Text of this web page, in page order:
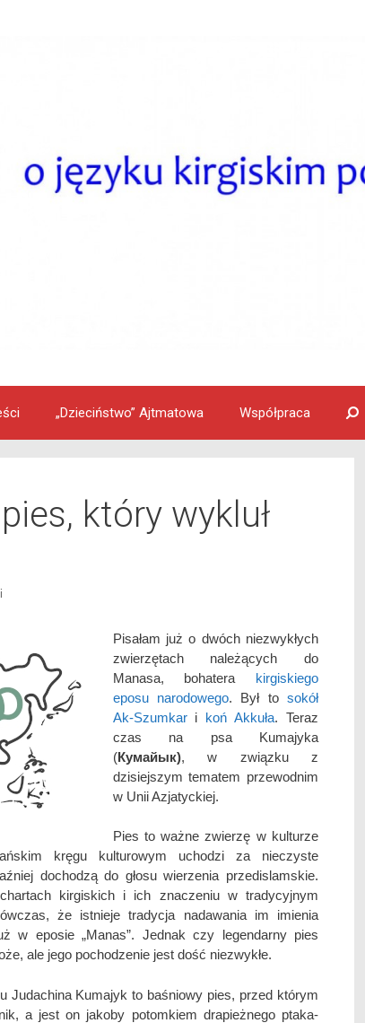
„Dzieciństwo” Ajtmatowa Współpraca
który wykluł
Pisałam już o dwóch niezwykłych
zwierzętach należących do
Manasa, bohatera kirgiskiego
eposu narodowego. Był to sokół
Ak-Szumkari koń Akkuła. Teraz
czas na psa Kumajyka
(Кумайык), w związku z
dzisiejszym tematem przewodnim
w Unii Azjatyckiej.
Pies to ważne zwierzę w kulturze
kręgu kulturowym uchodzi za nieczyste
dochodzą do głosu wierzenia przedislamskie.
kirgiskich i ich znaczeniu w tradycyjnym
że istnieje tradycja nadawania im imienia
w eposie „Manas”. Jednak czy legendarny pies
ale jego pochodzenie jest dość niezwykłe.
Judachina Kumajyk to baśniowy pies, przed którym
a jest on jakoby potomkiem drapieżnego ptaka-